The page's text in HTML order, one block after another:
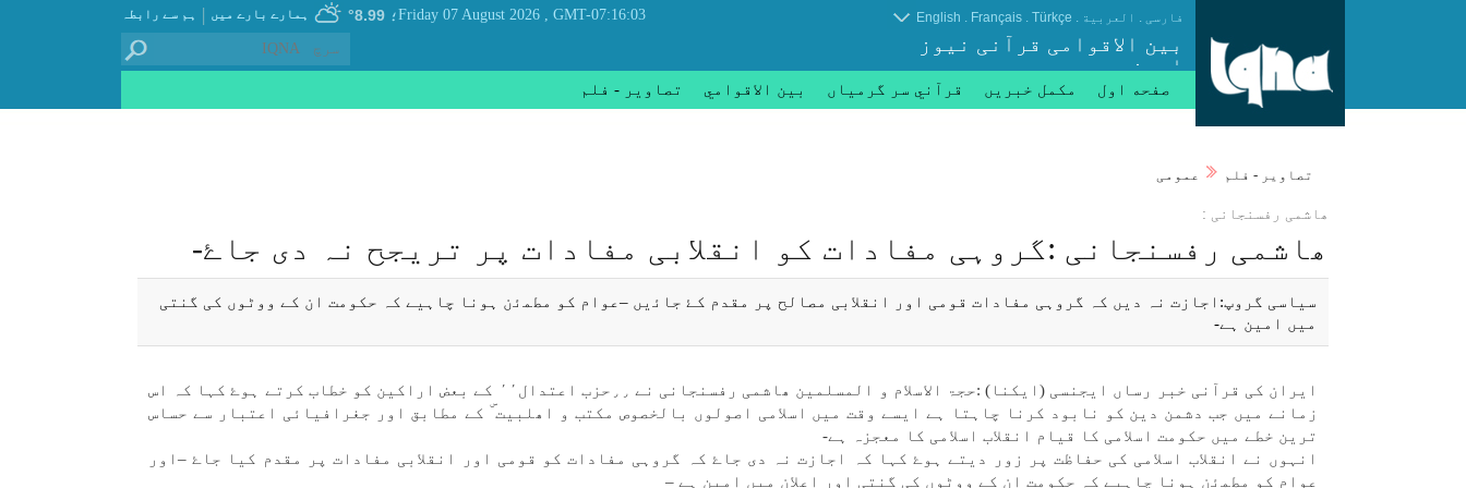
ہم سے رابطہ | ہمارے بارے میں ؛ 8.99° GMT-07:16:03
, Friday 07 August 2026 فارسی . العربیة .
Türkçe
.
Français
.
English
بین الاقوامی قرآنی نیوز
ایجنسی
صفحه اول مکمل خبریں قرآني سر گرمياں بين الاقوامي تصاوير - فلم
تصاوير - فلم عمومی
ھاشمی رفسنجانی :
ھاشمی رفسنجانی :گروہی مفادات كو انقلابی مفادات پر تريجح نہ دی جاۓ-
سياسی گروپ:اجازت نہ دیں كہ گروہی مفادات قومی اور انقلابی مصالح پر مقدم كۓ جاﺋیں –عوام كو مطﻤﺋن ہونا چاہیے كہ حكومت ان كے ووٹوں كی گنتی
میں امين ہے-
ايران كی قرآنی خبر رساں ايجنسی (ايكنا) :حجۃ الاسلام و المسلمين ھاشمی رفسنجانی نے ٫٫حزب اعتدال٬٬ كے بعض اراكين كو خطاب كرتے ہوۓ كہا كہ اس
زمانے میں جب دشمن دين كو نابود كرنا چاہتا ہے ايسے وقت میں اسلامی اصولوں بالخصوص مكتب و اھلبيت ۜ كے مطابق اور جغرافيائی اعتبار سے حساس
ترين خطے میں حكومت اسلامی كا قيام انقلاب اسلامی كا معجزہ ہے-
انہوں نے انقلاب اسلامی كی حفاظت پر زور ديتے ہوۓ كہا كہ اجازت نہ دی جاۓ كہ گروہی مفادات كو قومی اور انقلابی مفادات پر مقدم كيا جاۓ –اور
عوام كو مطﻤﺋن ہونا چاہیے كہ حكومت ان كے ووٹوں كی گنتی اور اعلان میں امين ہے –